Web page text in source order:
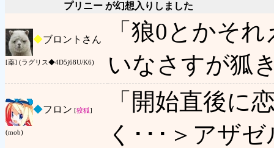
プリニー が幻想入りしました
◆ブロントさん
[薬] (ラグリス◆4D5j68U/K6)
「狼0とかそ
いなさすが狐
◆フロン [狡狐]
(mob)
「開始直後に
く･･･＞アザ